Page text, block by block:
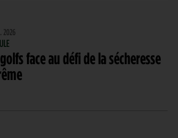
2026
face au défi de la sécheresse